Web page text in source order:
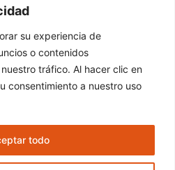
su experiencia de
o contenidos
tráfico. Al hacer clic en
consentimiento a nuestro uso
todo
Y